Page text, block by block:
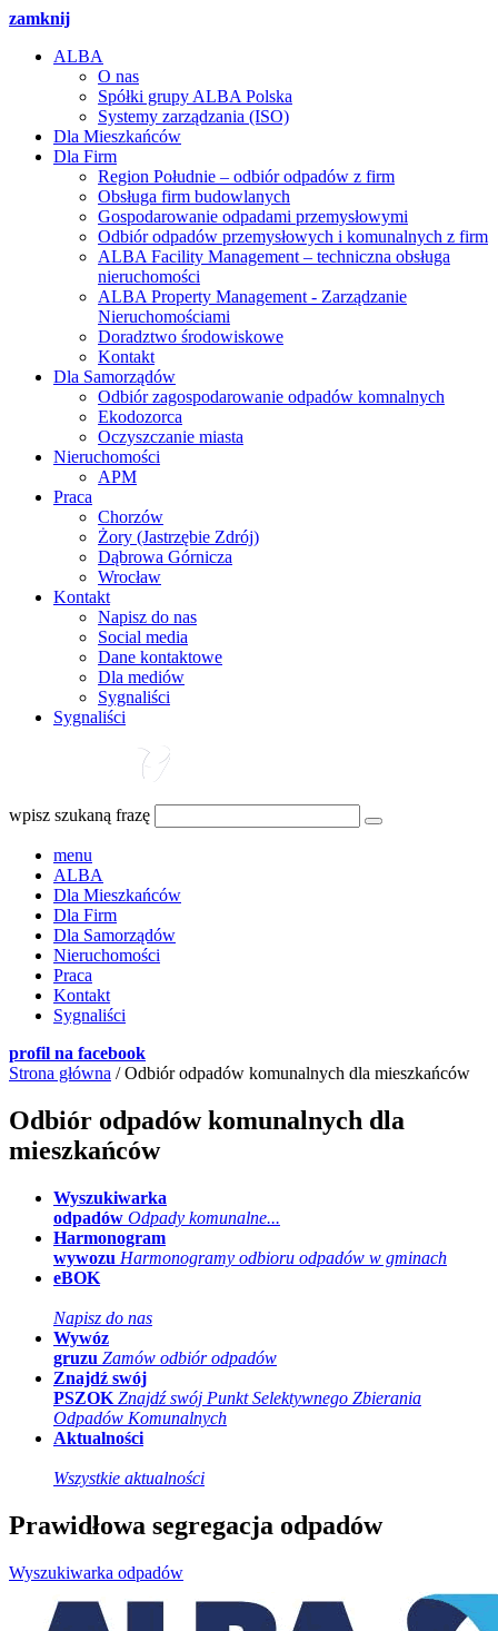
zamknij
ALBA
O nas
Spółki grupy ALBA Polska
Systemy zarządzania (ISO)
Dla Mieszkańców
Dla Firm
Region Południe – odbiór odpadów z firm
Obsługa firm budowlanych
Gospodarowanie odpadami przemysłowymi
Odbiór odpadów przemysłowych i komunalnych z firm
ALBA Facility Management – techniczna obsługa
nieruchomości
ALBA Property Management - Zarządzanie
Nieruchomościami
Doradztwo środowiskowe
Kontakt
Dla Samorządów
Odbiór zagospodarowanie odpadów komnalnych
Ekodozorca
Oczyszczanie miasta
Nieruchomości
APM
Praca
Chorzów
Żory (Jastrzębie Zdrój)
Dąbrowa Górnicza
Wrocław
Kontakt
Napisz do nas
Social media
Dane kontaktowe
Dla mediów
Sygnaliści
Sygnaliści
wpisz szukaną frazę
menu
ALBA
Dla Mieszkańców
Dla Firm
Dla Samorządów
Nieruchomości
Praca
Kontakt
Sygnaliści
profil na facebook
Strona główna /Odbiór odpadów komunalnych dla mieszkańców
Odbiór odpadów komunalnych dla
mieszkańców
Wyszukiwarka
odpadów Odpady komunalne...
Harmonogram
wywozu Harmonogramy odbioru odpadów w gminach
eBOK
Napisz do nas
Wywóz
gruzu Zamów odbiór odpadów
Znajdź swój
PSZOK Znajdź swój Punkt Selektywnego Zbierania
Odpadów Komunalnych
Aktualności
Wszystkie aktualności
Prawidłowa segregacja odpadów
Wyszukiwarka odpadów